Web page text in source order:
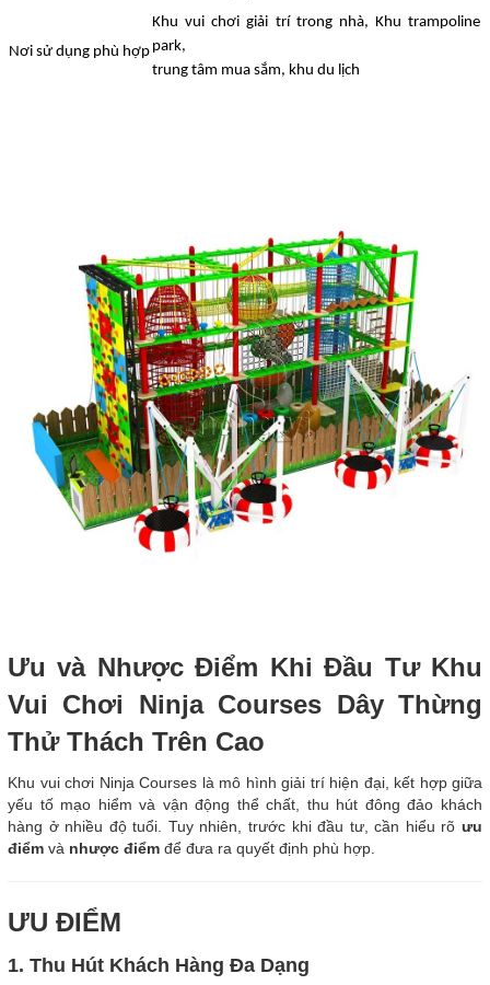
Nơi sử dụng phù hợp
Khu vui chơi giải trí trong nhà, Khu trampoline
park,
trung tâm mua sắm, khu du lịch
Ưu và Nhược Điểm Khi Đầu Tư Khu
Vui Chơi Ninja Courses Dây Thừng
Thử Thách Trên Cao
Khu vui chơi Ninja Courses là mô hình giải trí hiện đại, kết hợp giữa
yếu tố mạo hiểm và vận động thể chất, thu hút đông đảo khách
hàng ở nhiều độ tuổi. Tuy nhiên, trước khi đầu tư, cần hiểu rõ ưu
điểm và nhược điểm để đưa ra quyết định phù hợp.
ƯU ĐIỂM
1. Thu Hút Khách Hàng Đa Dạng